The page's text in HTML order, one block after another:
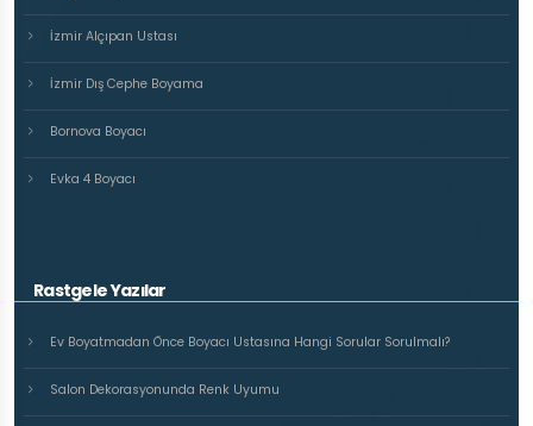
İzmir Alçıpan Ustası
İzmir Dış Cephe Boyama
Bornova Boyacı
Evka 4 Boyacı
Rastgele Yazılar
Ev Boyatmadan Önce Boyacı Ustasına Hangi Sorular Sorulmalı?
Salon Dekorasyonunda Renk Uyumu